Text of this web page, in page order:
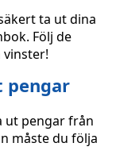
ta ut dina
Följ de
pengar
ut pengar från
måste du följa